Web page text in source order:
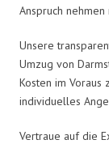
Anspruch nehmen
Unsere
Umzug von
Kosten im Voraus
individuelles
Vertraue auf die